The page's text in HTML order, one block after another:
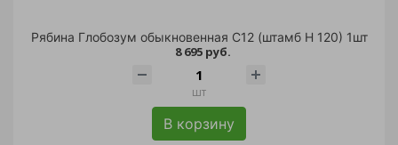
Рябина Глобозум обыкновенная С12 (штамб H 120) 1шт
8 695 руб.
шт
В корзину